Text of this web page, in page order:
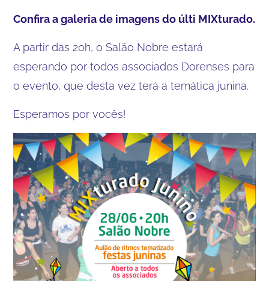
Confira a galeria de imagens do últi MIXturado.
A partir das 20h, o Salão Nobre estará
esperando por todos associados Dorenses para
o evento, que desta vez terá a temática junina.
Esperamos por vocês!